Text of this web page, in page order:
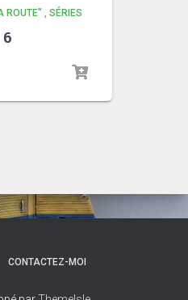
ROUTE" , SÉRIES
6
CONTACTEZ-MOI